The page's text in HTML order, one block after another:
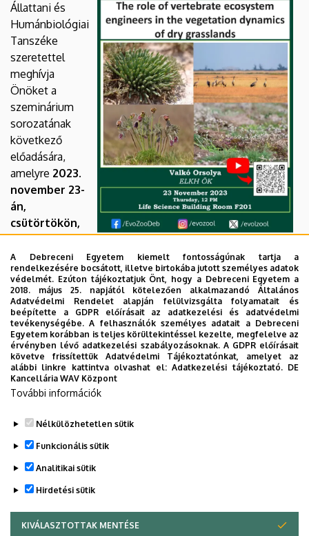
Biológiai
és
Ökológiai
Intézet
Állattani és
Humánbiológiai
Tanszéke
szeretettel
meghívja
Önöket a
szeminárium
sorozatának
következő
előadására,
amelyre 2023.
november 23-
án,
csütörtökön,
12 órakorkerül
sor a Debreceni Egyetem Élettudományi Épületének
F.201-es termében:
The role of vertebrate ecosystem engineers in the
vegetation dynamics of dry grasslands
Valkó Orsolya
(ELKH ÖK)
Az előadásról készült felvétel megtekinthető a következő
Legutóbbi frissítés: 2023. 12. 06. 13:08
A Debreceni Egyetem kiemelt fontosságúnak tartja a
rendelkezésére bocsátott, illetve birtokába jutott személyes adatok
védelmét. Ezúton tájékoztatjuk Önt, hogy a Debreceni Egyetem a
2018. május 25. napjától kötelezően alkalmazandó Általános
Adatvédelmi Rendelet alapján felülvizsgálta folyamatait és
beépítette a GDPR előírásait az adatkezelési és adatvédelmi
tevékenységébe. A felhasználók személyes adatait a Debreceni
Egyetem korábban is teljes körültekintéssel kezelte, megfelelve az
érvényben lévő adatkezelési szabályozásoknak. A GDPR előírásait
követve frissítettük Adatvédelmi Tájékoztatónkat, amelyet az
alábbi linkre kattintva olvashat el:Adatkezelési tájékoztató. DE
Kancellária WAV Központ
További információk
Nélkülözhetetlen sütik
Funkcionális sütik
Analitikai sütik
Hirdetési sütik
KIVÁLASZTOTTAK MENTÉSE
WITHDRAW CONSENT